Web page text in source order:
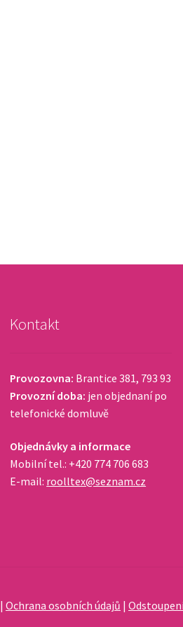
Kontakt
Provozovna: Brantice 381, 793 93
Provozní doba: jen objednaní po
telefonické domluvě
Objednávky a informace
Mobilní tel.: +420 774 706 683
E-mail: roolltex@seznam.cz
|Ochrana osobních údajů |